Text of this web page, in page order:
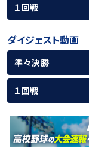
１回戦
ダイジェスト動画
準々決勝
１回戦